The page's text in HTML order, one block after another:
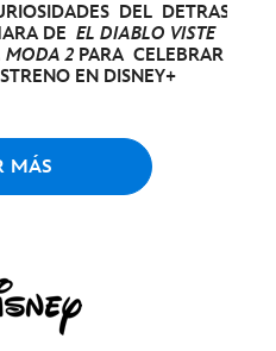
DEL DETRÁS DE
DE EL DIABLO VISTE
MODA 2PARA CELEBRAR
EN DISNEY+
MÁS